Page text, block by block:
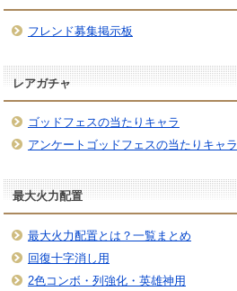
フレンド募集掲示板
レアガチャ
ゴッドフェスの当たりキャラ
アンケートゴッドフェスの当たりキャラ
最大火力配置
最大火力配置とは？一覧まとめ
回復十字消し用
2色コンボ・列強化・英雄神用